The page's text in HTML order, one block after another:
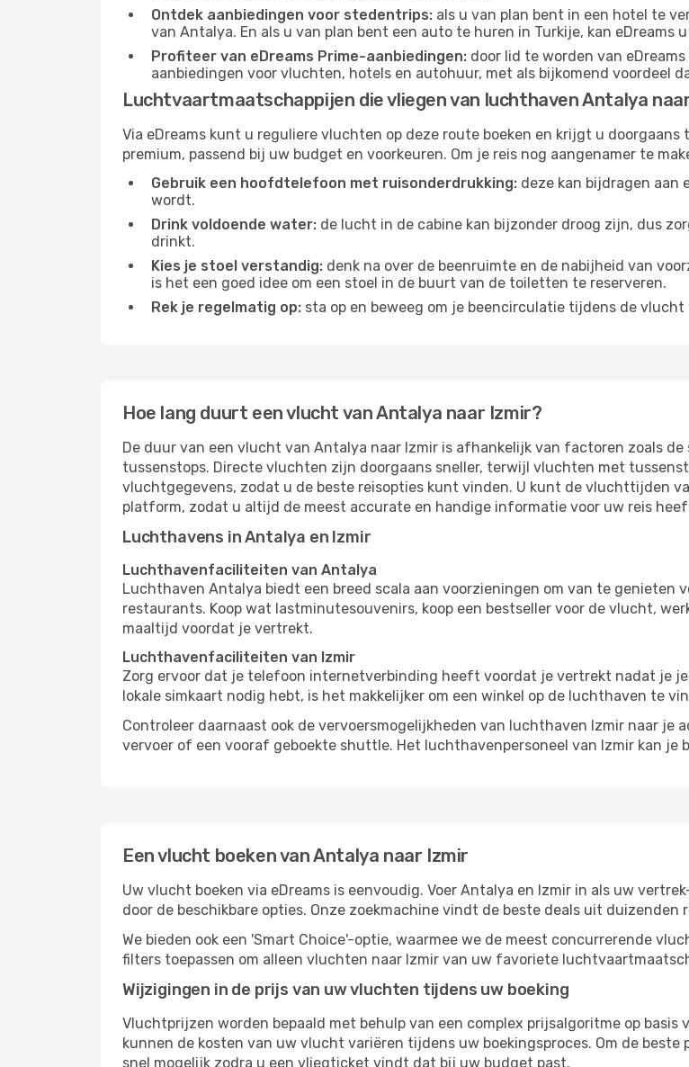
Ontdek aanbiedingen voor stedentrips: als u van plan bent in een hotel te
van Antalya. En als u van plan bent een auto te huren in Turkije, kan
Profiteer van eDreams Prime-aanbiedingen: door lid te worden van
aanbiedingen voor vluchten, hotels en autohuur, met als bijkomend voordeel
Luchtvaartmaatschappijen die vliegen van luchthaven Antalya
Via eDreams kunt u reguliere vluchten op deze route boeken en krijgt u
premium, passend bij uw budget en voorkeuren. Om je reis nog aangenamer te
Gebruik een hoofdtelefoon met ruisonderdrukking: deze kan bijdragen aan
wordt.
Drink voldoende water: de lucht in de cabine kan bijzonder droog zijn, dus
drinkt.
Kies je stoel verstandig: denk na over de beenruimte en de nabijheid van
is het een goed idee om een ​​stoel in de buurt van de toiletten te reserveren.
Rek je regelmatig op: sta op en beweeg om je beencirculatie tijdens de vlucht
Hoe lang duurt een vlucht van Antalya naar Izmir?
De duur van een vlucht van Antalya naar Izmir is afhankelijk van factoren zoals
tussenstops. Directe vluchten zijn doorgaans sneller, terwijl vluchten met
vluchtgegevens, zodat u de beste reisopties kunt vinden. U kunt de vluchttijden
platform, zodat u altijd de meest accurate en handige informatie voor uw reis
Luchthavens in Antalya en Izmir
Luchthavenfaciliteiten van Antalya
Luchthaven Antalya biedt een breed scala aan voorzieningen om van te
restaurants. Koop wat lastminutesouvenirs, koop een bestseller voor de vlucht,
maaltijd voordat je vertrekt.
Luchthavenfaciliteiten van Izmir
Zorg ervoor dat je telefoon internetverbinding heeft voordat je vertrekt nadat je
lokale simkaart nodig hebt, is het makkelijker om een ​​winkel op de luchthaven te
Controleer daarnaast ook de vervoersmogelijkheden van luchthaven Izmir naar je
vervoer of een vooraf geboekte shuttle. Het luchthavenpersoneel van Izmir kan je
Een vlucht boeken van Antalya naar Izmir
Uw vlucht boeken via eDreams is eenvoudig. Voer Antalya en Izmir in als uw
door de beschikbare opties. Onze zoekmachine vindt de beste deals uit
We bieden ook een 'Smart Choice'-optie, waarmee we de meest concurrerende
filters toepassen om alleen vluchten naar Izmir van uw favoriete
Wijzigingen in de prijs van uw vluchten tijdens uw boeking
Vluchtprijzen worden bepaald met behulp van een complex prijsalgoritme op basis
kunnen de kosten van uw vlucht variëren tijdens uw boekingsproces. Om de
snel mogelijk zodra u een vliegticket vindt dat bij uw budget past.